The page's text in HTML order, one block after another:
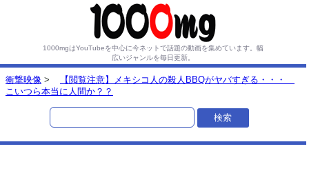
1000mgはYouTubeを中心に今ネットで話題の動画を集めています。 幅
広いジャンルを毎日更新。
衝撃映像 >
【閲覧注意】メキシコ人の殺人BBQがヤバすぎる・・・
こいつら本当に人間か？？